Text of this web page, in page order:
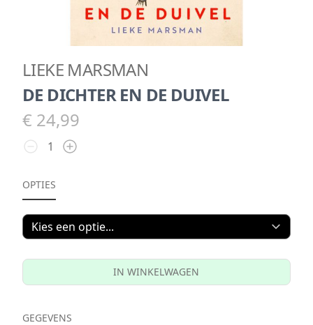
LIEKE MARSMAN
DE DICHTER EN DE DUIVEL
€ 24,99
OPTIES
IN WINKELWAGEN
GEGEVENS